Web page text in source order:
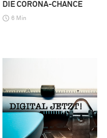
DIE CORONA-CHANCE
6 Min